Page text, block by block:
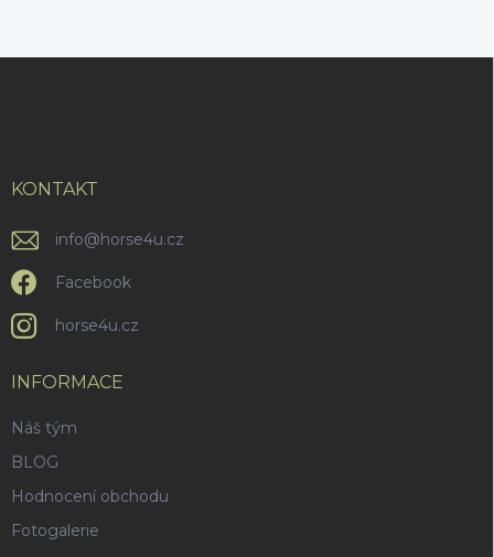
KONTAKT
info@horse4u.cz
Facebook
horse4u.cz
INFORMACE
Náš tým
BLOG
Hodnocení obchodu
Fotogalerie